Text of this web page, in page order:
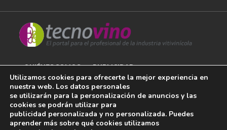
QUIÉNES SOMOS PUBLICIDAD
AVISO LEGAL
POLÍTICA DE COOKIES
POLÍTICA DE PRIVACIDAD
Utilizamos cookies para ofrecerte la mejor experiencia en
nuestra web. Los datos personales
se utilizarán para la personalización de anuncios y las
cookies se podrán utilizar para
publicidad personalizada y no personalizada. Puedes
aprender más sobre qué cookies utilizamos